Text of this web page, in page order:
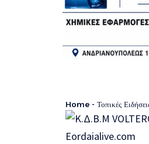
Home - Τοπικές